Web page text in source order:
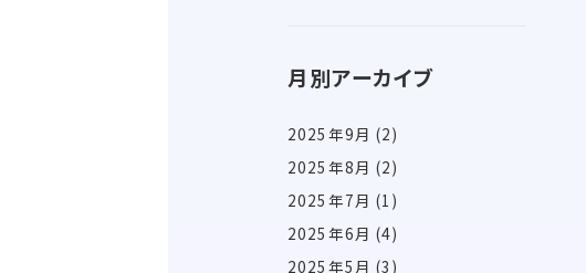
月別アーカイブ
2025年9月 (2)
2025年8月 (2)
2025年7月 (1)
2025年6月 (4)
2025年5月 (3)